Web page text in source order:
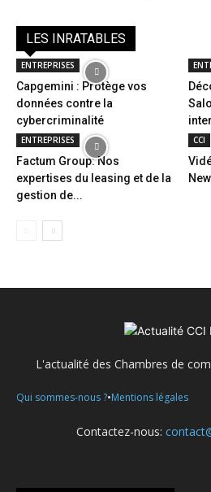
LES INRATABLES
ENTREPRISES
Capgemini : Protège vos
données contre la
cybercriminalité
ENTREPRISES
Factum Group: Nos
expertises du leasing et de la
gestion de...
CCI
L'actualité des Chambres de
Qui sommes-nous ?•Mentions légales
Contactez-nous: